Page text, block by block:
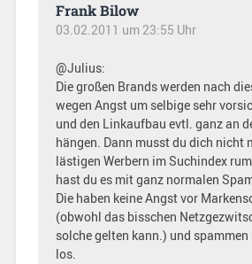
Frank Bilow
03.02.2011 um 23:55 Uhr
@Julius:
Die großen Brands werden nach
wegen Angst um selbige sehr
und den Linkaufbau evtl. ganz an
hängen. Dann musst du dich nicht
lästigen Werbern im Suchindex
hast du es mit ganz normalen
Die haben keine Angst vor
(obwohl das bisschen
solche gelten kann.) und
los.